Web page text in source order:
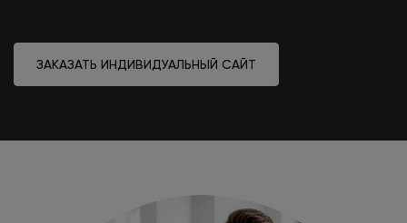
ЗАКАЗАТЬ ИНДИВИДУАЛЬНЫЙ САЙТ